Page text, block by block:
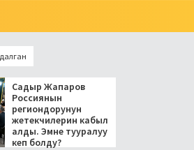
жыйыны башталды
Садыр Жапаров
Россиянын
региондорунун
жетекчилерин кабыл
алды. Эмне тууралуу
кеп болду?